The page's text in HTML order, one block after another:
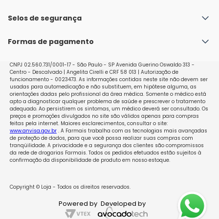
Nossas lojas
Política de Envio
Políticas de Trocas e Devoluções
Selos de segurança
Formas de pagamento
CNPJ 02.560.731/0001-17 - São Paulo - SP Avenida Guerino Oswaldo 313 -
Centro - Descalvado | Angelita Cirelli e CRF 58 013 | Autorização de
funcionamento - 0023473. As informações contidas neste site não devem ser
usadas para automedicação e não substituem, em hipótese alguma, as
orientações dadas pelo profissional da área médica. Somente o médico está
apto a diagnosticar qualquer problema de saúde e prescrever o tratamento
adequado. Ao persistirem os sintomas, um médico deverá ser consultado. Os
preços e promoções divulgados no site são válidos apenas para compras
feitas pela internet. Maiores esclarecimentos, consultar o site:
www.anvisa.gov.br. A Farmais trabalha com as tecnologias mais avançadas
de proteção de dados, para que você possa realizar suas compras com
tranqüilidade. A privacidade e a segurança dos clientes são compromissos
da rede de drogarias Farmais. Todos os pedidos efetuados estão sujeitos à
confirmação da disponibilidade de produto em nosso estoque.
Copyright © Loja - Todos os direitos reservados.
Powered by Developed by